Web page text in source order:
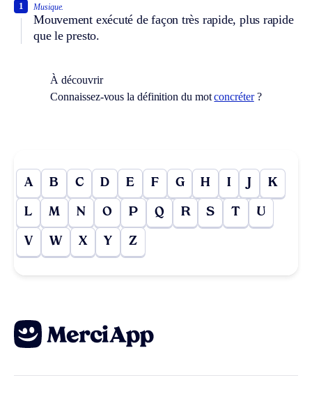
Musique.
Mouvement exécuté de façon très rapide, plus rapide
que le presto.
1
À découvrir
Connaissez-vous la définition du motconcréter?
A B C D E F G H I J K
L M N O P Q R S T U
V W X Y Z